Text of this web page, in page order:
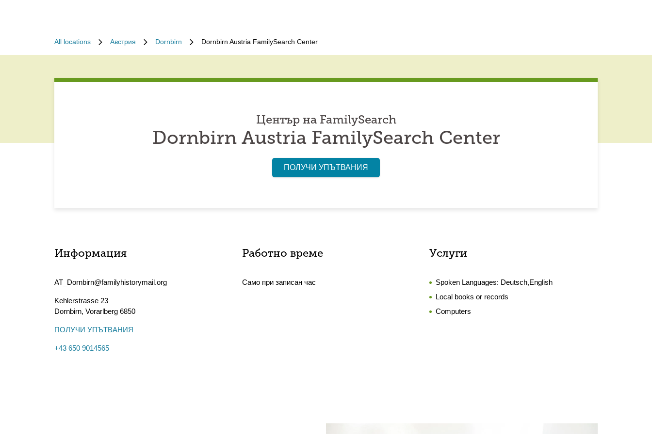
All locations Австрия Dornbirn Dornbirn Austria FamilySearch Center
Център на FamilySearch
Dornbirn Austria FamilySearch Center
ПОЛУЧИ УПЪТВАНИЯ
Информация
AT_Dornbirn@familyhistorymail.org
Kehlerstrasse 23
Dornbirn, Vorarlberg 6850
ПОЛУЧИ УПЪТВАНИЯ
+43 650 9014565
Работно време
Само при записан час
Услуги
Spoken Languages: Deutsch,English
Local books or records
Computers